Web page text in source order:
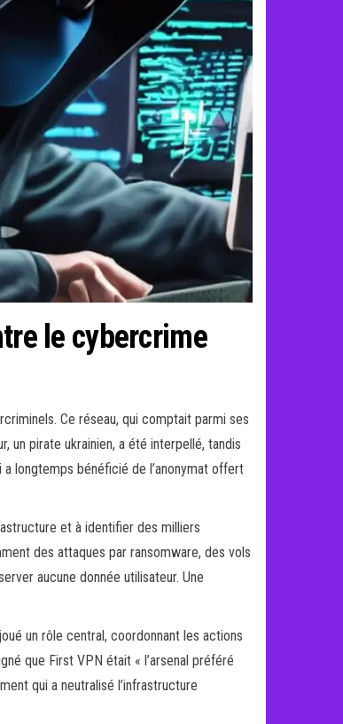
le cybercrime
Ce réseau, qui comptait parmi ses
un pirate ukrainien, a été interpellé, tandis
longtemps bénéficié de l’anonymat offert
et à identifier des milliers
des attaques par ransomware, des vols
aucune donnée utilisateur. Une
un rôle central, coordonnant les actions
que First VPN était « l’arsenal préféré
qui a neutralisé l’infrastructure